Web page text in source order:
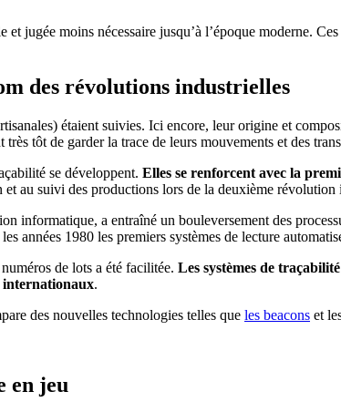
jugée moins nécessaire jusqu’à l’époque moderne.
des révolutions industrielles
étaient suivies. Ici encore, leur origine et
tôt de garder la trace de leurs mouvements et des
se développent. Elles se renforcent avec la
au suivi des productions lors de la deuxième révolution
informatique, a entraîné un bouleversement des
années 1980 les premiers systèmes de lecture
de lots a été facilitée. Les systèmes de
internationaux.
des nouvelles technologies telles que les beacons et
en jeu